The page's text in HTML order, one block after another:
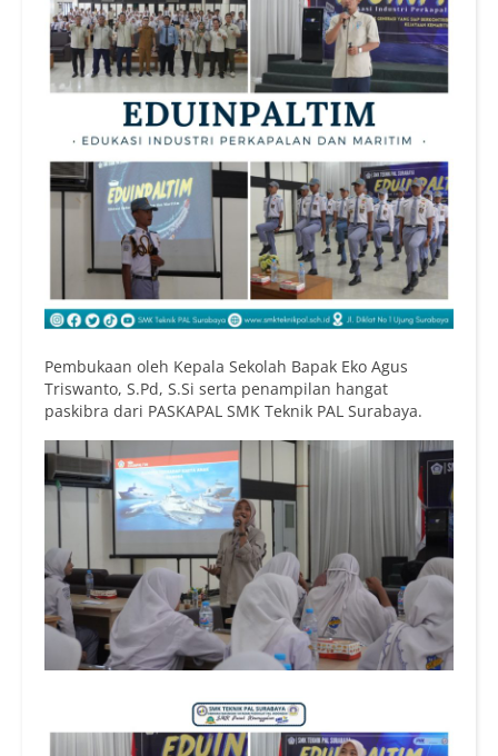
Pembukaan oleh Kepala Sekolah Bapak Eko Agus
Triswanto, S.Pd, S.Si serta penampilan hangat
paskibra dari PASKAPAL SMK Teknik PAL Surabaya.